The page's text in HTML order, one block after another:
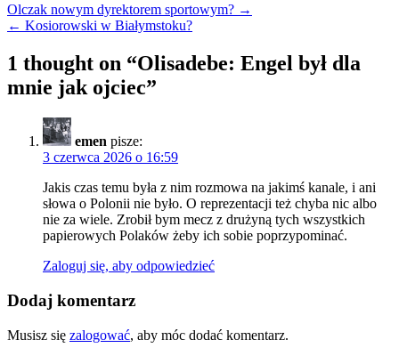
Nawigacja
wpisu
Olczak nowym dyrektorem sportowym? →
← Kosiorowski w Białymstoku?
1 thought on “Olisadebe: Engel był dla
mnie jak ojciec”
emen pisze:
3 czerwca 2026 o 16:59
Jakis czas temu była z nim rozmowa na jakimś kanale, i ani
słowa o Polonii nie było. O reprezentacji też chyba nic albo
nie za wiele. Zrobił bym mecz z drużyną tych wszystkich
papierowych Polaków żeby ich sobie poprzypominać.
Zaloguj się, aby odpowiedzieć
Dodaj komentarz
Musisz się zalogować, aby móc dodać komentarz.